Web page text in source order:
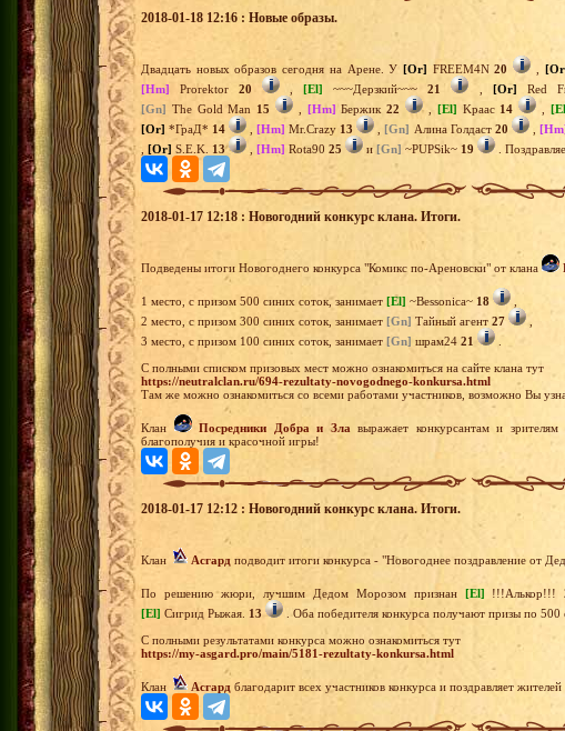
2018-01-18 12:16 : Новые образы.
Двадцать новых образов сегодня на Арене. У [Or] FREEM4N20 ,
[Hm]
Prorektor20 , [El] ~~~Дерзкий~~~21 , [Or] Red
[Gn] The Gold Man 15 , [Hm] Бержик22 , [El] Kpaac 14 ,
[Or] *ГраД* 14 , [Hm] Mr.Crazy 13 , [Gn] Алина Голдаст 20 , [Hm]
, [Or] S.E.K. 13 , [Hm] Rota90 25 и [Gn] ~PUPSik~ 19 .
2018-01-17 12:18 : Новогодний конкурс клана. Итоги.
Подведены итоги Новогоднего конкурса "Комикс по-Ареновски" от клана
1 место, с призом 500 синих соток, занимает [El] ~Bessonica~ 18
,
2 место, с призом 300 синих соток, занимает [Gn] Тайный агент 27
,
3 место, с призом 100 синих соток, занимает [Gn] шрам24 21
.
С полными списком призовых мест можно ознакомиться на сайте клана тут
https://neutralclan.ru/694-rezultaty-novogodnego-konkursa.html
Там же можно ознакомиться со всеми работами участников, возможно Вы
Клан Посредники Добра и Злавыражает конкурсантам и
благополучия и красочной игры!
2018-01-17 12:12 : Новогодний конкурс клана. Итоги.
Клан Асгард подводит итоги конкурса - "Новогоднее поздравление от
По решению жюри, лучшим Дедом Морозом признан [El] !!!Алькор!!!
[El] Сигрид Рыжая. 13
. Оба победителя конкурса получают призы по 500
С полными результатами конкурса можно ознакомиться тут
https://my-asgard.pro/main/5181-rezultaty-konkursa.html
Клан Асгард благодарит всех участников конкурса и поздравляет